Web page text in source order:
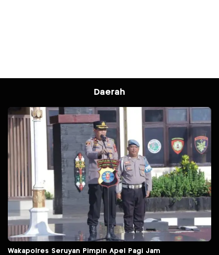
Daerah
Wakapolres Seruyan Pimpin Apel Pagi Jam